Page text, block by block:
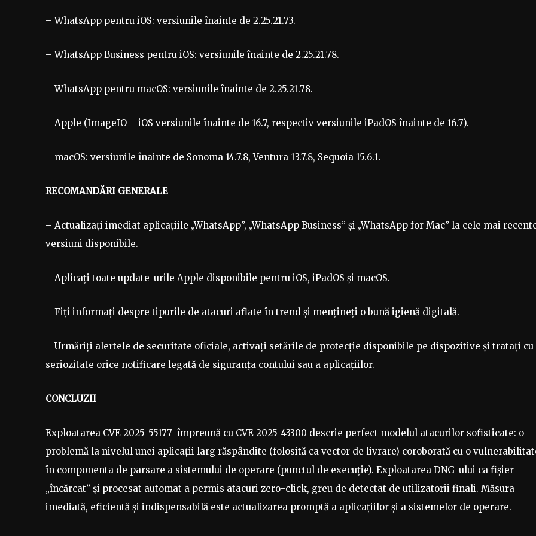
– WhatsApp pentru iOS: versiunile înainte de 2.25.21.73.
– WhatsApp Business pentru iOS: versiunile înainte de 2.25.21.78.
– WhatsApp pentru macOS: versiunile înainte de 2.25.21.78.
– Apple (ImageIO – iOS versiunile înainte de 16.7, respectiv versiunile iPadOS înainte de 16.7).
– macOS: versiunile înainte de Sonoma 14.7.8, Ventura 13.7.8, Sequoia 15.6.1.
RECOMANDĂRI GENERALE
– Actualizați imediat aplicațiile „WhatsApp”, „WhatsApp Business” și „WhatsApp for Mac” la cele mai
versiuni disponibile.
– Aplicați toate update-urile Apple disponibile pentru iOS, iPadOS și macOS.
– Fiți informați despre tipurile de atacuri aflate în trend și mențineți o bună igienă digitală.
– Urmăriți alertele de securitate oficiale, activați setările de protecție disponibile pe dispozitive și tratați cu
seriozitate orice notificare legată de siguranța contului sau a aplicațiilor.
CONCLUZII
Exploatarea CVE-2025-55177 împreună cu CVE-2025-43300 descrie perfect modelul atacurilor sofisticate: o
problemă la nivelul unei aplicaţii larg răspândite (folosită ca vector de livrare) coroborată cu o
în componenta de parsare a sistemului de operare (punctul de execuţie). Exploatarea DNG-ului ca fișier
„încărcat” și procesat automat a permis atacuri zero-click, greu de detectat de utilizatorii finali. Măsura
imediată, eficientă și indispensabilă este actualizarea promptă a aplicațiilor și a sistemelor de operare.